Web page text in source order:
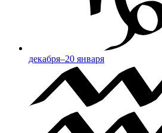
декабря–20 января